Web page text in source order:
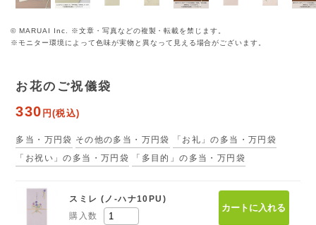
© MARUAI Inc. ※文章・写真などの複製・転載を禁じます。
※モニター環境によって色味が実物と異なって見える場合がございます。
お花のご祝儀袋
330 円(税込)
多当・万円袋 その他の多当・万円袋
「お礼」の多当・万円袋
「お祝い」の多当・万円袋
「多目的」の多当・万円袋
スミレ (ノ-ハナ10PU)
購入数